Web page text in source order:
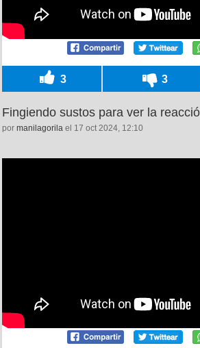
3 3
Fingiendo sustos para ver la
por manilagorila el 17 oct 2024, 12:10